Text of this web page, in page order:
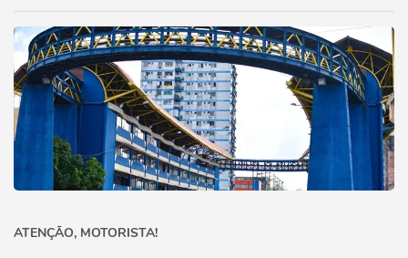
ATENÇÃO, MOTORISTA!